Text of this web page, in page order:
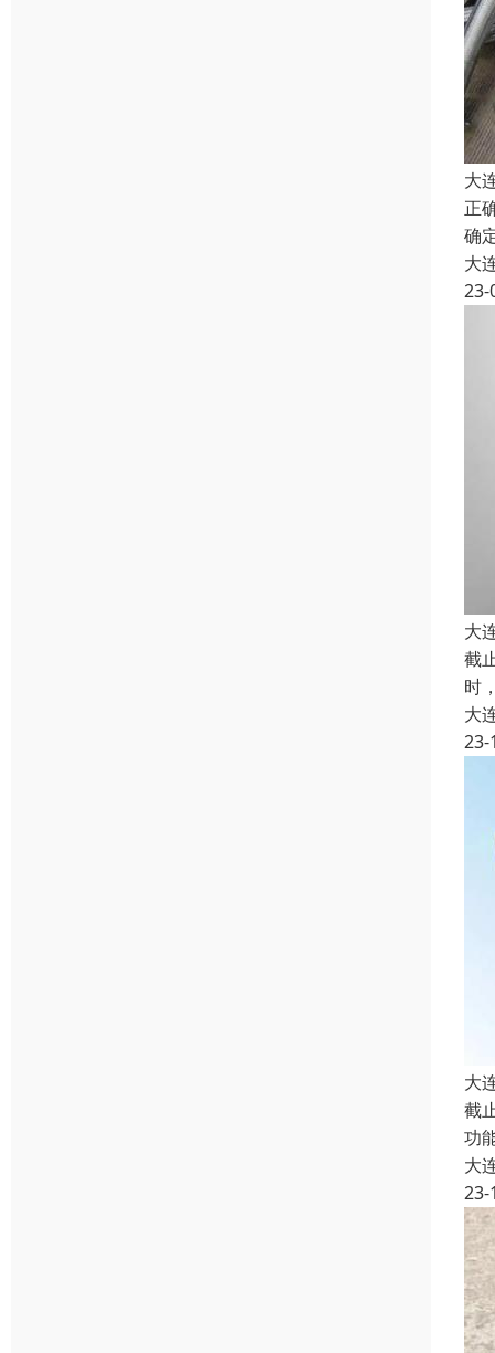
大
正
确
大
23-
大
截
时
大
23-
大
截
功
大
23-